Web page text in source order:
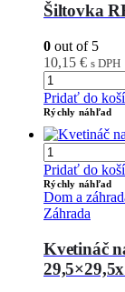
Šiltovka
0 out of 5
10,15 € s DPH
Pridať do
Rýchly náhľad
Pridať do
Rýchly náhľad
Dom a
Záhrada
Kvetináč